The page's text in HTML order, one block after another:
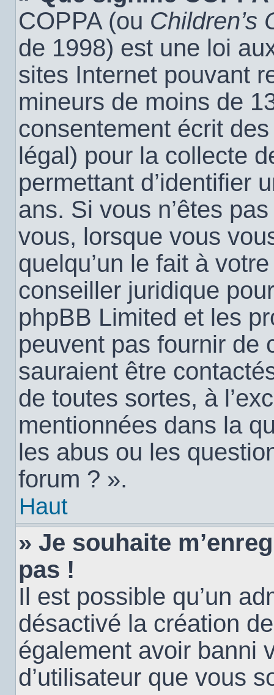
COPPA (ou Children’s
de 1998) est une loi
sites Internet pouvant
mineurs de moins de
consentement écrit
légal) pour la collecte
permettant d’identifier
ans. Si vous n’êtes
vous, lorsque vous
quelqu’un le fait à
conseiller juridique
phpBB Limited et les
peuvent pas fournir de
sauraient être
de toutes sortes, à
mentionnées dans la
les abus ou les
forum ? ».
Haut
» Je souhaite
pas !
Il est possible qu’un
désactivé la création
également avoir banni
d’utilisateur que vous